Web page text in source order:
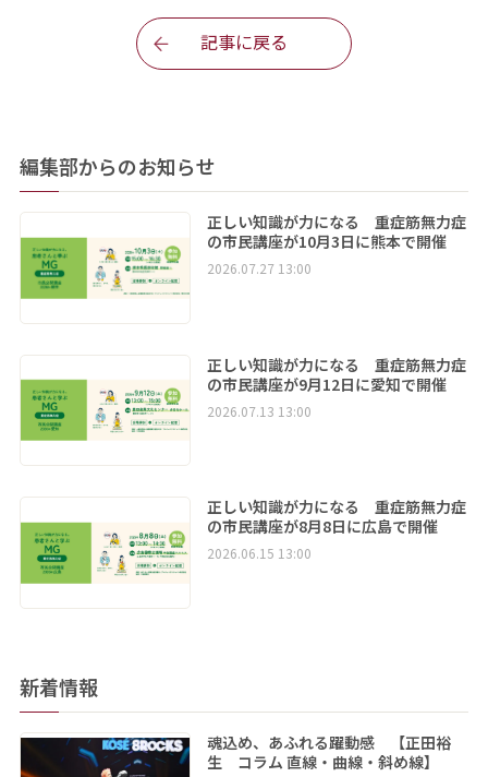
記事に戻る
編集部からのお知らせ
正しい知識が力になる 重症筋無力症
の市民講座が10月3日に熊本で開催
2026.07.27 13:00
正しい知識が力になる 重症筋無力症
の市民講座が9月12日に愛知で開催
2026.07.13 13:00
正しい知識が力になる 重症筋無力症
の市民講座が8月8日に広島で開催
2026.06.15 13:00
新着情報
魂込め、あふれる躍動感 【正田裕
生 コラム 直線・曲線・斜め線】